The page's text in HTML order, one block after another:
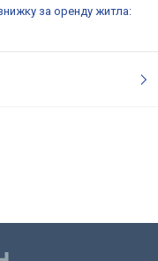
за оренду житла: